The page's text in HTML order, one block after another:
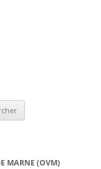
MARNE (OVM)